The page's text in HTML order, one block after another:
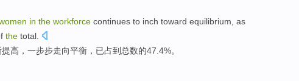
in the workforce continues to inch toward equilibrium, as
the total.
提高， 一步步走向平衡 ， 已占到总数的47.4%。